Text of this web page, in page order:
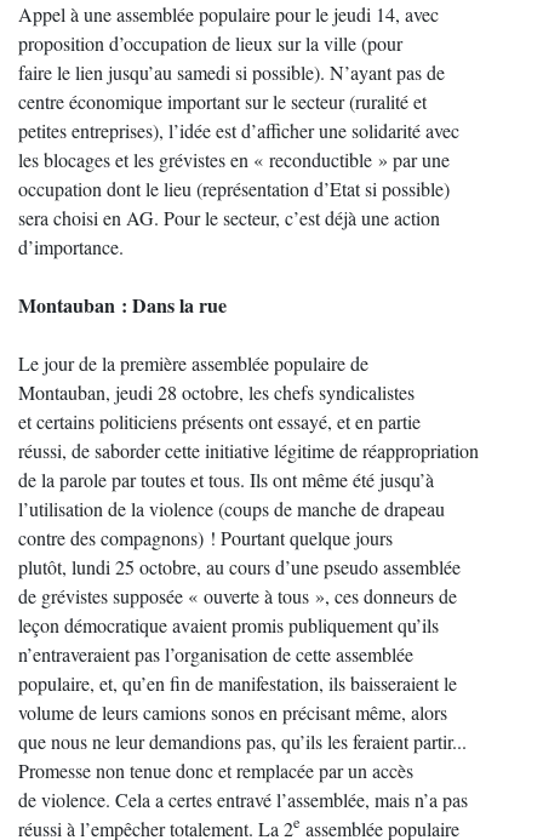
Appel à une assemblée populaire pour le jeudi 14, avec
proposition d’occupation de lieux sur la ville (pour
faire le lien jusqu’au samedi si possible). N’ayant pas de
centre économique important sur le secteur (ruralité et
petites entreprises), l’idée est d’afficher une solidarité avec
les blocages et les grévistes en « reconductible » par une
occupation dont le lieu (représentation d’Etat si possible)
sera choisi en AG. Pour le secteur, c’est déjà une action
d’importance.
Montauban : Dans la rue
Le jour de la première assemblée populaire de
Montauban, jeudi 28 octobre, les chefs syndicalistes
et certains politiciens présents ont essayé, et en partie
réussi, de saborder cette initiative légitime de réappropriation
de la parole par toutes et tous. Ils ont même été jusqu’à
l’utilisation de la violence (coups de manche de drapeau
contre des compagnons) ! Pourtant quelque jours
plutôt, lundi 25 octobre, au cours d’une pseudo assemblée
de grévistes supposée « ouverte à tous », ces donneurs de
leçon démocratique avaient promis publiquement qu’ils
n’entraveraient pas l’organisation de cette assemblée
populaire, et, qu’en fin de manifestation, ils baisseraient le
volume de leurs camions sonos en précisant même, alors
que nous ne leur demandions pas, qu’ils les feraient partir...
Promesse non tenue donc et remplacée par un accès
de violence. Cela a certes entravé l’assemblée, mais n’a pas
réussi à l’empêcher totalement. La 2e assemblée populaire